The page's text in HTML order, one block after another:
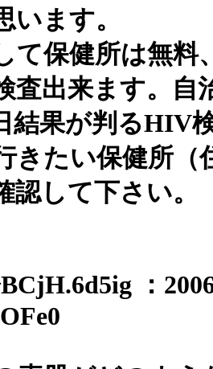
います。
て保健所は無料
査出来ます。自
結果が判るHIV
きたい保健所（
認して下さい。
：